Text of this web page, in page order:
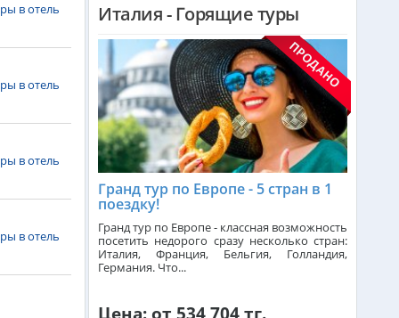
в отель
в отель
в отель
в отель
Катар из Алматы
от 311 000 тг.
Индонезия (Бали) из Алматы
от 743 000 тг.
Малайзия из Алматы
от 367 000 тг.
Чехия из Алматы
Италия - Горящие туры
Гранд тур по Европе - 5 стран в 1
поездку!
Гранд тур по Европе - классная возможность
посетить недорого сразу несколько стран:
Италия, Франция, Бельгия, Голландия,
Германия. Что...